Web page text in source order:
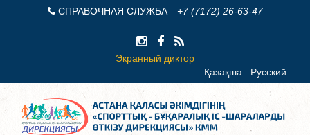
СПРАВОЧНАЯ СЛУЖБА +7 (7172) 26-63-47
Экранный диктор
Қазақша
Русский